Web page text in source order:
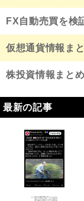
FX自動売買を検
仮想通貨情報ま
株投資情報まとめ
最新の記事